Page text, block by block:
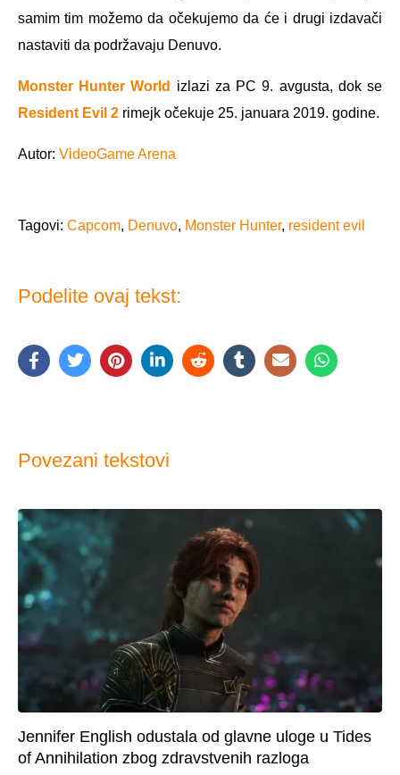
samim tim možemo da očekujemo da će i drugi izdavači
nastaviti da podržavaju Denuvo.
Monster Hunter World
izlazi za PC 9. avgusta, dok se
Resident Evil 2 rimejk očekuje 25. januara 2019. godine.
Autor: VideoGame Arena
Tagovi: Capcom, Denuvo, Monster Hunter, resident evil
Podelite ovaj tekst:
Povezani tekstovi
Jennifer English odustala od glavne uloge u Tides
of Annihilation zbog zdravstvenih razloga